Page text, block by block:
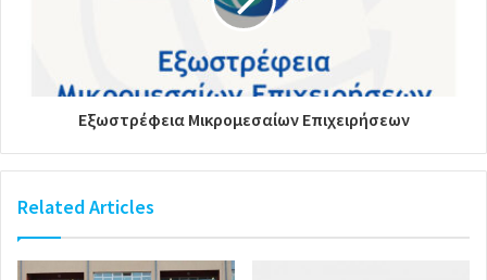
Εξωστρέφεια Μικρομεσαίων Επιχειρήσεων
Related Articles